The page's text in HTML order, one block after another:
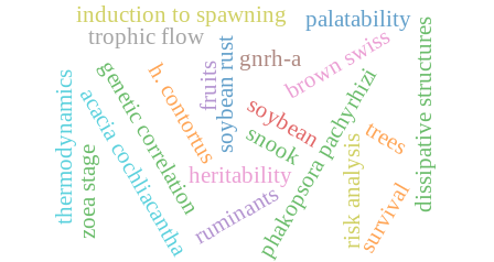
phakopsora pachyrhizi
soybean
soybean rust
risk analysis
brown swiss
heritability
genetic correlation
h. contortus
acacia cochliacantha snook
induction to spawning
gnrh-a
palatability
fruits
trees
ruminants
trophic flow
thermodynamics dissipative structures
zoea stage survival